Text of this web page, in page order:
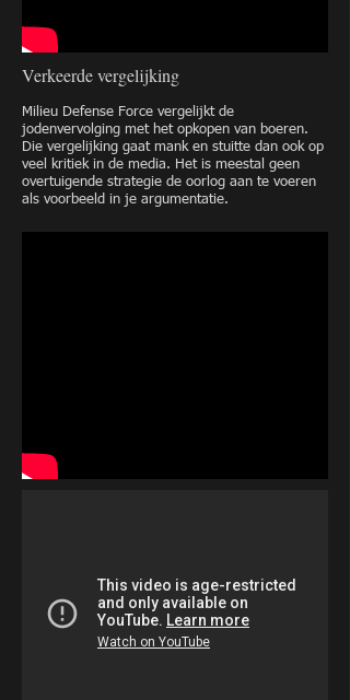
Verkeerde vergelijking
Milieu Defense Force vergelijkt de
jodenvervolging met het opkopen van boeren.
Die vergelijking gaat mank en stuitte dan ook op
veel kritiek in de media. Het is meestal geen
overtuigende strategie de oorlog aan te voeren
als voorbeeld in je argumentatie.